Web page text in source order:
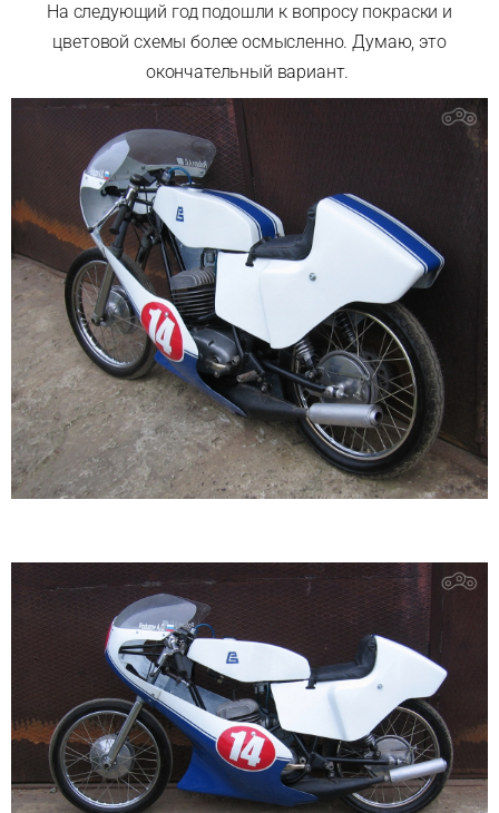
На следующий год подошли к вопросу покраски и
цветовой схемы более осмысленно. Думаю, это
окончательный вариант.